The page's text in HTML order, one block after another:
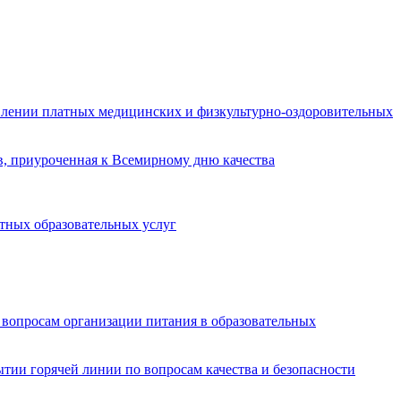
платных медицинских и физкультурно-оздоровительных
приуроченная к Всемирному дню качества
образовательных услуг
организации питания в образовательных
горячей линии по вопросам качества и безопасности